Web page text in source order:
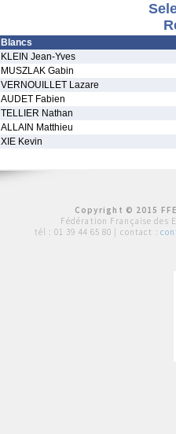
Blancs
KLEIN Jean-Yves
MUSZLAK Gabin
VERNOUILLET Lazare
AUDET Fabien
TELLIER Nathan
ALLAIN Matthieu
XIE Kevin
Copyright © 2015
Fédération Française des
tél : 01 39 44 65 80 | contact :